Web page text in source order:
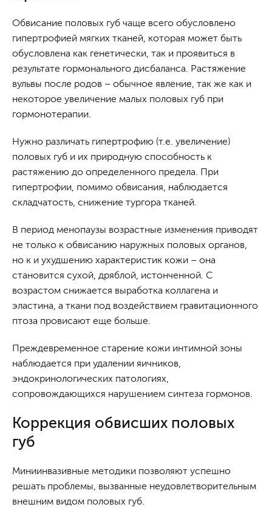
Обвисание половых губ чаще всего обусловлено
гипертрофией мягких тканей, которая может быть
обусловлена как генетически, так и проявиться в
результате гормонального дисбаланса. Растяжение
вульвы после родов – обычное явление, так же как и
некоторое увеличение малых половых губ при
гормонотерапии.
Нужно различать гипертрофию (т.е. увеличение)
половых губ и их природную способность к
растяжению до определенного предела. При
гипертрофии, помимо обвисания, наблюдается
складчатость, снижение тургора тканей.
В период менопаузы возрастные изменения приводят
не только к обвисанию наружных половых органов,
но к и ухудшению характеристик кожи – она
становится сухой, дряблой, истонченной. С
возрастом снижается выработка коллагена и
эластина, а ткани под воздействием гравитационного
птоза провисают еще больше.
Преждевременное старение кожи интимной зоны
наблюдается при удалении яичников,
эндокринологических патологиях,
сопровождающихся нарушением синтеза гормонов.
Коррекция обвисших половых
губ
Миниинвазивные методики позволяют успешно
решать проблемы, вызванные неудовлетворительным
внешним видом половых губ.